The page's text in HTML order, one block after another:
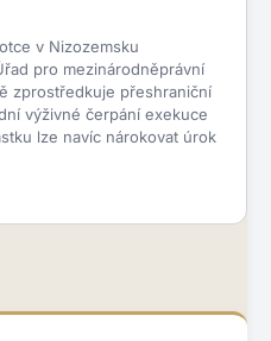
v Nizozemsku
pro mezinárodněprávní
zprostředkuje přeshraniční
výživné čerpání exekuce
lze navíc nárokovat úrok